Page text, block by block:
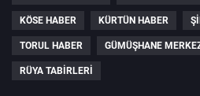
KÖSE HABER KÜRTÜN HABER
TORUL HABER GÜMÜŞHANE
RÜYA TABIRLERI